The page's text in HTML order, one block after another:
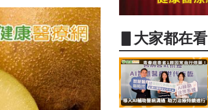
▋大家都在看